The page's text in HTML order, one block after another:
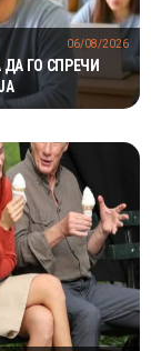
ГО СПРЕЧИ
06/08/2026